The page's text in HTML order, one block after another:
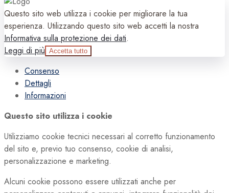
Questo sito web utilizza i cookie per migliorare la tua
esperienza. Utilizzando questo sito web accetti la nostra
Informativa sulla protezione dei dati.
Leggi di più Accetta tutto
Consenso
Dettagli
Informazioni
Questo sito utilizza i cookie
Utilizziamo cookie tecnici necessari al corretto funzionamento
del sito e, previo tuo consenso, cookie di analisi,
personalizzazione e marketing.
Alcuni cookie possono essere utilizzati anche per